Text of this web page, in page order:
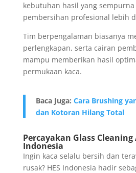
kebutuhan hasil yang
pembersihan profesional lebih
Tim berpengalaman biasanya
perlengkapan, serta cairan
mampu memberikan hasil
permukaan kaca.
Baca Juga: Cara Brushing
dan Kotoran Hilang Total
Percayakan Glass Cleaning
Indonesia
Ingin kaca selalu bersih dan
rusak? HES Indonesia hadir